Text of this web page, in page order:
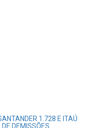
1.728 E ITAÚ
DEMISSÕES